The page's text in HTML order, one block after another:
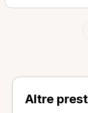
Altre